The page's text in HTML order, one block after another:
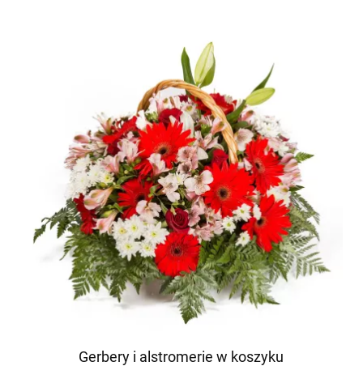
Gerbery i alstromerie w koszyku